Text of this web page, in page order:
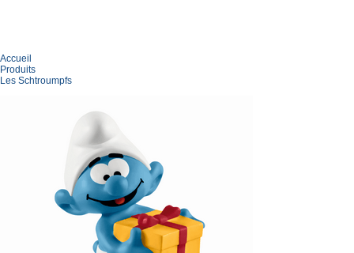
Accueil
Produits
Les Schtroumpfs